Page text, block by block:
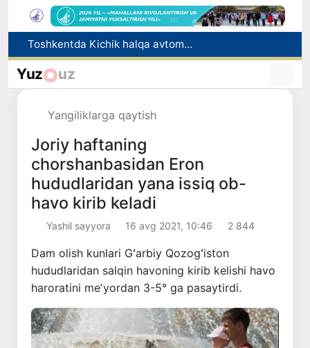
Chorvachilik sohasida subsidiyalar ajratiladi
Tabiatning kutilmagan hodisasi: Yangi Zelandiyaga qalin qor yog‘di
Yuz uz
Yangiliklarga qaytish
Joriy haftaning
chorshanbasidan Eron
hududlaridan yana issiq ob-
havo kirib keladi
Yashil sayyora 16 avg 2021, 10:46 2 844
Dam olish kunlari Gʻarbiy Qozogʻiston
hududlaridan salqin havoning kirib kelishi havo
haroratini meʼyordan 3-5° ga pasaytirdi.